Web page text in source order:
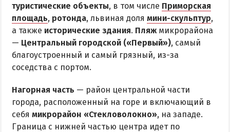
туристические объекты, в том числе Приморская
площадь, ротонда, львиная доля мини-скульптур,
а также исторические здания. Пляж микрорайона
— Центральный городской («Первый»), самый
благоустроенный и самый грязный, из-за
соседства с портом.
Нагорная часть — район центральной части
города, расположенный на горе и включающий в
себя микрорайон «Стекловолокно», на западе.
Граница с нижней частью центра идет по